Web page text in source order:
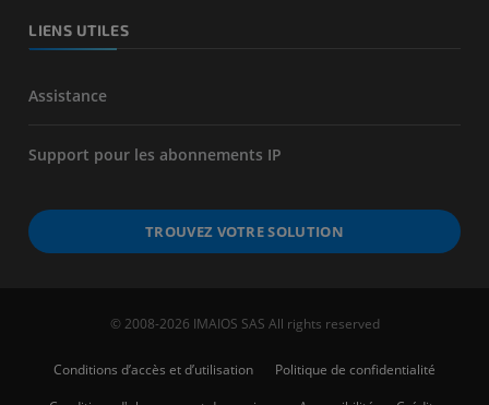
LIENS UTILES
Assistance
Support pour les abonnements IP
TROUVEZ VOTRE SOLUTION
© 2008-2026 IMAIOS SAS All rights reserved
Conditions d’accès et d’utilisation
Politique de confidentialité